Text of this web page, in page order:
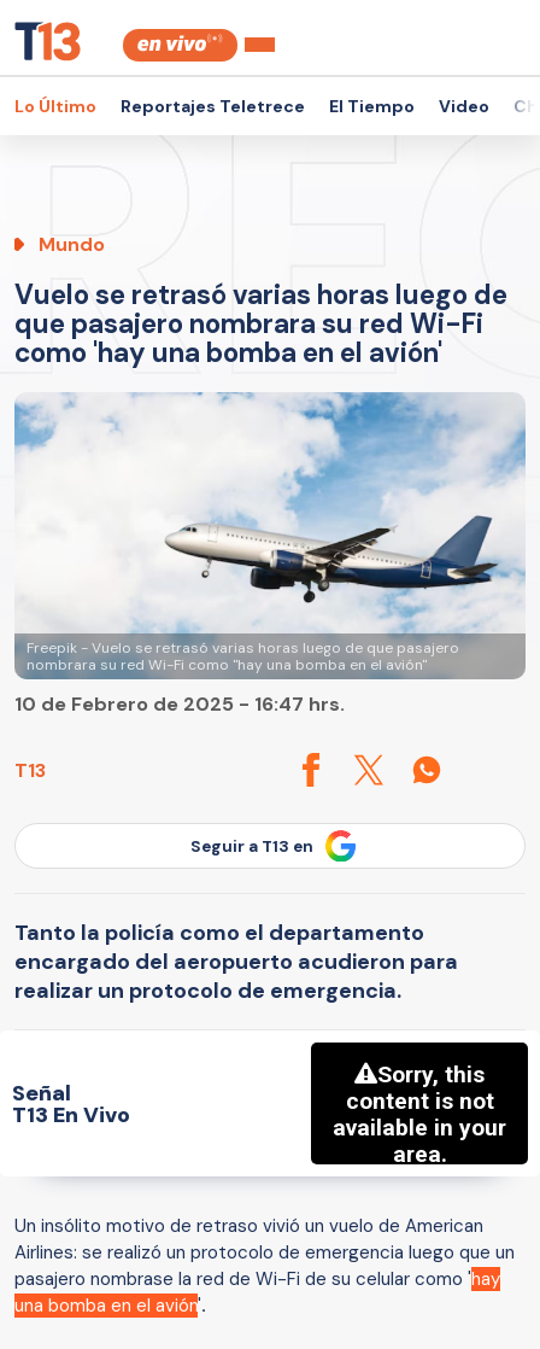
Lo Último Reportajes Teletrece El Tiempo Video
Mundo
Vuelo se retrasó varias horas luego de
que pasajero nombrara su red Wi-Fi
como 'hay una bomba en el avión'
Freepik - Vuelo se retrasó varias horas luego de que pasajero
nombrara su red Wi-Fi como "hay una bomba en el avión"
T13
10 de Febrero de 2025 - 16:47 hrs.
Seguir a T13 en
Tanto la policía como el departamento
encargado del aeropuerto acudieron para
realizar un protocolo de emergencia.
Señal
T13 En Vivo
Un insólito motivo de retraso vivió un vuelo de American
Airlines: se realizó un protocolo de emergencia luego que un
pasajero nombrase la red de Wi-Fi de su celular como 'hay
una bomba en el avión'.